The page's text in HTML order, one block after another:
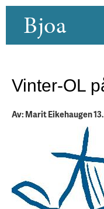
Bjoa
Vinter-OL
Av: Marit Eikehaugen